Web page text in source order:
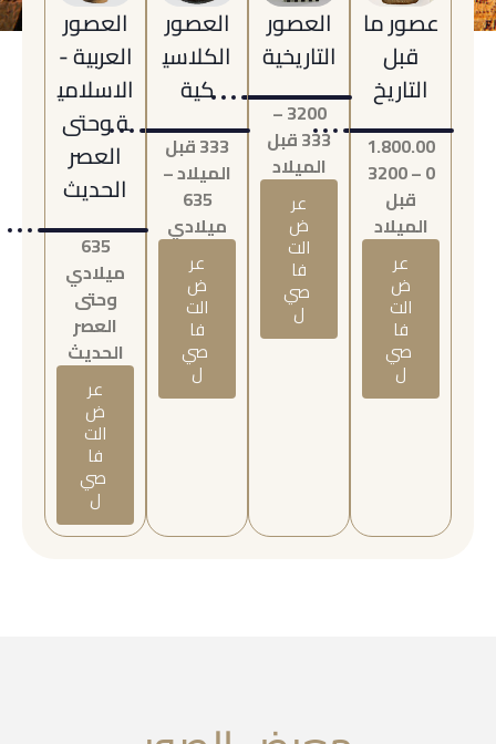
عصور ما
قبل
التاريخ
1.800.00
0 – 3200
قبل
الميلاد
عر
ض
الت
فا
صي
ل
العصور
التاريخية
3200 –
333 قبل
الميلاد
عر
ض
الت
فا
صي
ل
العصور
الكلاسي
كية
333 قبل
الميلاد –
635
ميلادي
عر
ض
الت
فا
صي
ل
العصور
العربية -
الاسلامي
ة وحتى
العصر
الحديث
635
ميلادي
وحتى
العصر
الحديث
عر
ض
الت
فا
صي
ل